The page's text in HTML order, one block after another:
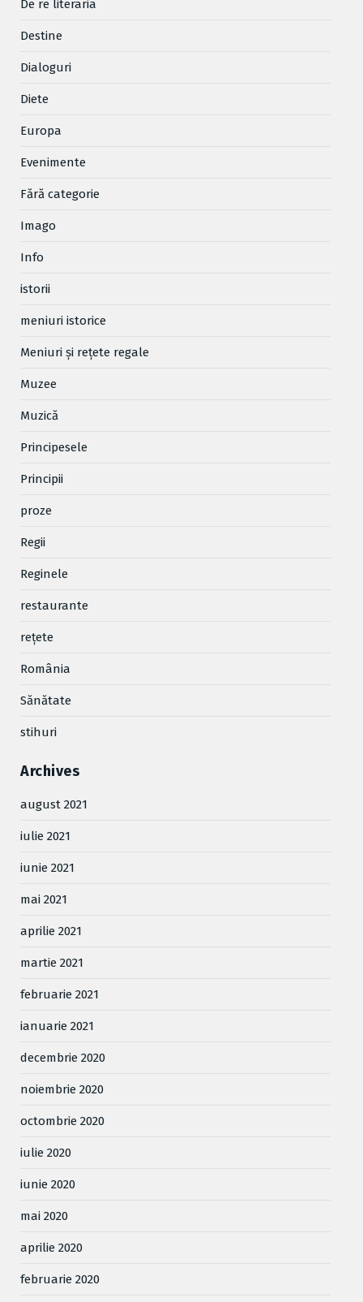
De re literaria
Destine
Dialoguri
Diete
Europa
Evenimente
Fără categorie
Imago
Info
istorii
meniuri istorice
Meniuri și rețete regale
Muzee
Muzică
Principesele
Principii
proze
Regii
Reginele
restaurante
reţete
România
Sănătate
stihuri
Archives
august 2021
iulie 2021
iunie 2021
mai 2021
aprilie 2021
martie 2021
februarie 2021
ianuarie 2021
decembrie 2020
noiembrie 2020
octombrie 2020
iulie 2020
iunie 2020
mai 2020
aprilie 2020
februarie 2020